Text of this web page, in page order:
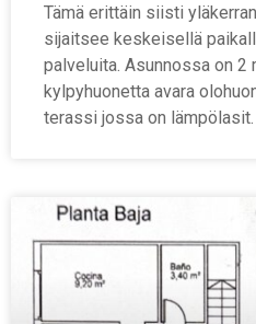
Tämä erittäin siisti
sijaitsee keskeisellä
palveluita. Asunnossa on 2
kylpyhuonetta avara
terassi jossa on